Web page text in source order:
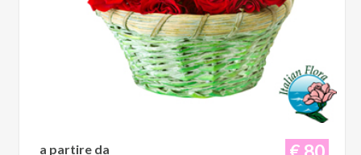
a partire da